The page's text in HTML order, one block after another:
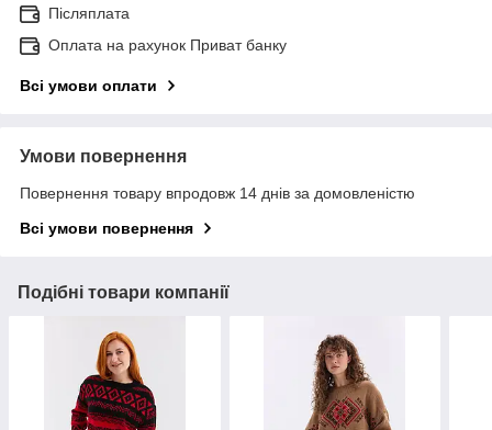
Післяплата
Оплата на рахунок Приват банку
Всі умови оплати
Умови повернення
Повернення товару впродовж 14 днів за домовленістю
Всі умови повернення
Подібні товари компанії